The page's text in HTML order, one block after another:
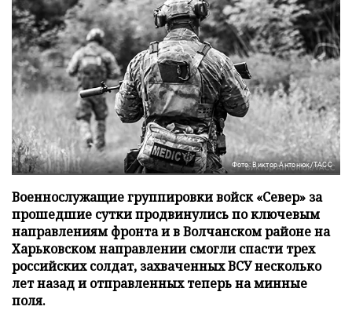
Фото: Виктор Антонюк/ТАСС
Военнослужащие группировки войск «Север» за
прошедшие сутки продвинулись по ключевым
направлениям фронта и в Волчанском районе на
Харьковском направлении смогли спасти трех
российских солдат, захваченных ВСУ несколько
лет назад и отправленных теперь на минные
поля.